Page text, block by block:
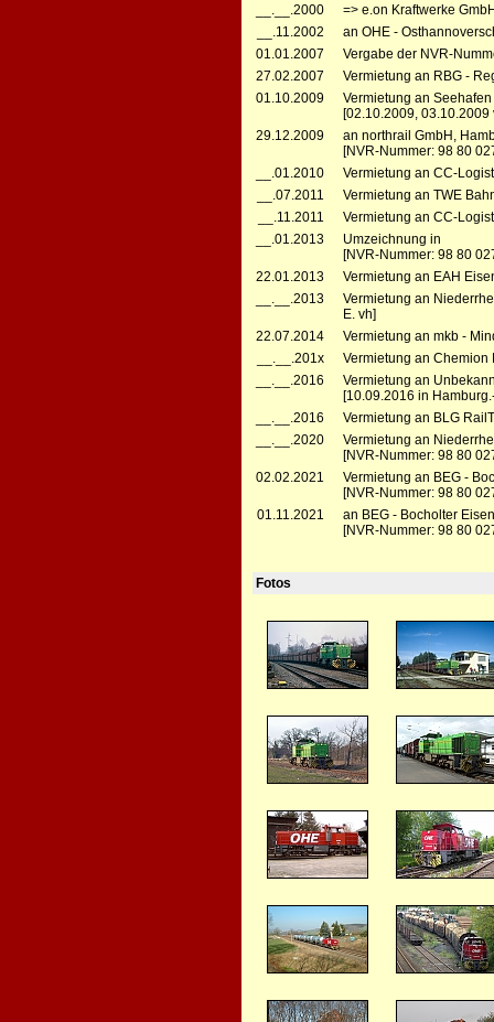
__.__.2000
=> e.on Kraftwerke
__.11.2002
an OHE -
01.01.2007
Vergabe der NVR-
27.02.2007
Vermietung an RBG -
01.10.2009
Vermietung an
[02.10.2009, 03.10.2009
29.12.2009
an northrail GmbH,
[NVR-Nummer: 98 80
__.01.2010
Vermietung an CC-
__.07.2011
Vermietung an TWE
__.11.2011
Vermietung an CC-
__.01.2013
Umzeichnung in
[NVR-Nummer: 98 80
22.01.2013
Vermietung an EAH
__.__.2013
Vermietung an
E. vh]
22.07.2014
Vermietung an mkb -
__.__.201x
Vermietung an Chemion
__.__.2016
Vermietung an
[10.09.2016 in
__.__.2016
Vermietung an BLG
__.__.2020
Vermietung an
[NVR-Nummer: 98 80
02.02.2021
Vermietung an BEG -
[NVR-Nummer: 98 80
01.11.2021
an BEG - Bocholter
[NVR-Nummer: 98 80
Fotos